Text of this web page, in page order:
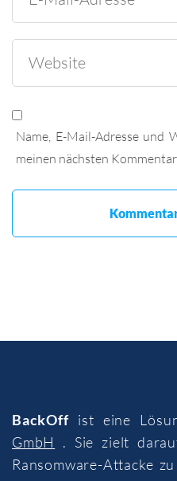
Name, E-Mail-Adresse und
meinen nächsten
BackOffist eine
GmbH
. Sie zielt
Ransomware-Attacke